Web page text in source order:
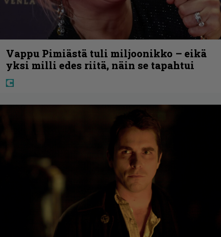
Vappu Pimiästä tuli miljoonikko – eikä
yksi milli edes riitä, näin se tapahtui